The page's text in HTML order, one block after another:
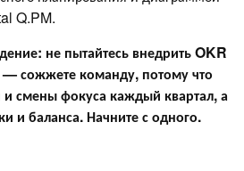
Q.PM.
не пытайтесь внедрить OKR
сожжете команду, потому что
и смены фокуса каждый квартал, а
и баланса. Начните с одного.